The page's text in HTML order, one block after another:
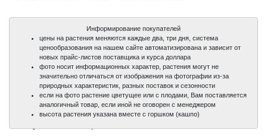
100%
100%
Информирование покупателей
цены на растения меняются каждые два, три дня, система
ценообразования на нашем сайте автоматизирована и зависит от
новых прайс-листов поставщика и курса доллара
фото носит информационных характер, растения могут не
значительно отличаться от изображения на фотографии из-за
природных характеристик, разных поставок и сезонности
если на фото растение цветущее или с плодами, Вам поставляется
аналогичный товар, если иной не оговорен с менеджером
высота растения указана вместе с горшком (кашпо)